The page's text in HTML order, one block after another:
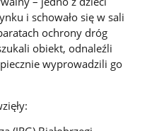
i schowało się w sali
ochrony dróg
obiekt, odnaleźli
wyprowadzili go